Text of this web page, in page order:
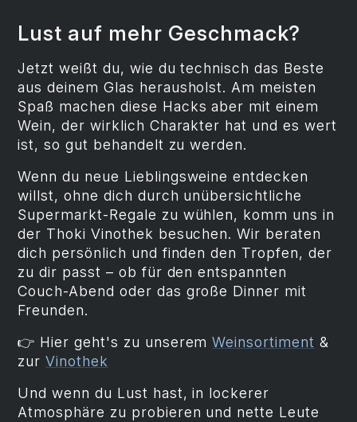
Lust auf mehr Geschmack?
Jetzt weißt du, wie du technisch das Beste
aus deinem Glas herausholst. Am meisten
Spaß machen diese Hacks aber mit einem
Wein, der wirklich Charakter hat und es wert
ist, so gut behandelt zu werden.
Wenn du neue Lieblingsweine entdecken
willst, ohne dich durch unübersichtliche
Supermarkt-Regale zu wühlen, komm uns in
der Thoki Vinothek besuchen. Wir beraten
dich persönlich und finden den Tropfen, der
zu dir passt – ob für den entspannten
Couch-Abend oder das große Dinner mit
Freunden.
👉 Hier geht's zu unseremWeinsortiment &
zurVinothek
Und wenn du Lust hast, in lockerer
Atmosphäre zu probieren und nette Leute